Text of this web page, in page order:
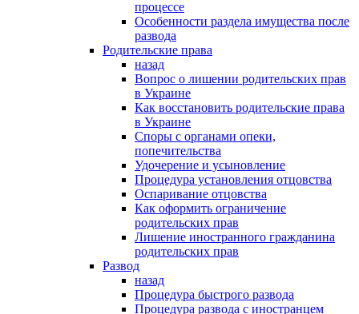
процессе
Особенности раздела имущества после
развода
Родительские права
назад
Вопрос о лишении родительских прав
в Украине
Как восстановить родительские права
в Украине
Споры с органами опеки,
попечительства
Удочерение и усыновление
Процедура установления отцовства
Оспаривание отцовства
Как оформить ограничение
родительских прав
Лишение иностранного гражданина
родительских прав
Развод
назад
Процедура быстрого развода
Процедура развода с иностранцем